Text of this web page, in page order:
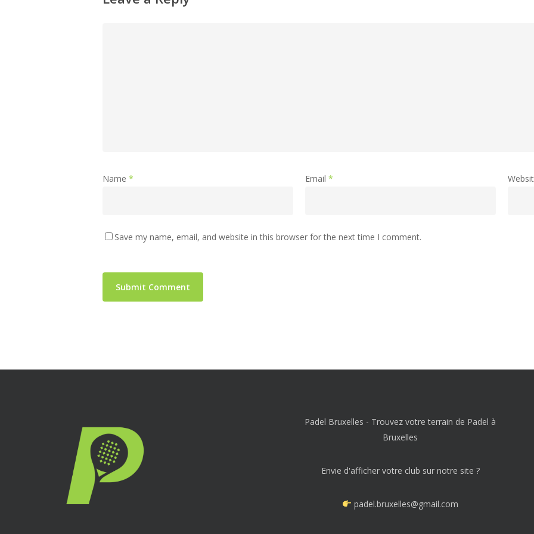
Name * Email *
Save my name, email, and website in this browser for the next time I comment.
Padel Bruxelles - Trouvez votre terrain de Padel à
Bruxelles
Envie d'afficher votre club sur notre site ?
padel.bruxelles@gmail.com